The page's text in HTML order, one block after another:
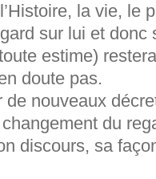
la vie, le
sur lui et donc
estime)
doute pas.
nouveaux
du
discours, sa